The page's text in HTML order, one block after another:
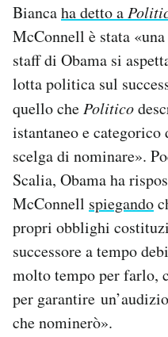
Biancaha detto a
McConnell è stata
staff di Obama si
lotta politica sul
quello chePolitico
istantaneo e categorico
scelga di nominare».
Scalia, Obama ha
McConnell spiegando
propri obblighi
successore a tempo
molto tempo per farlo,
per garantire
che nominerò».